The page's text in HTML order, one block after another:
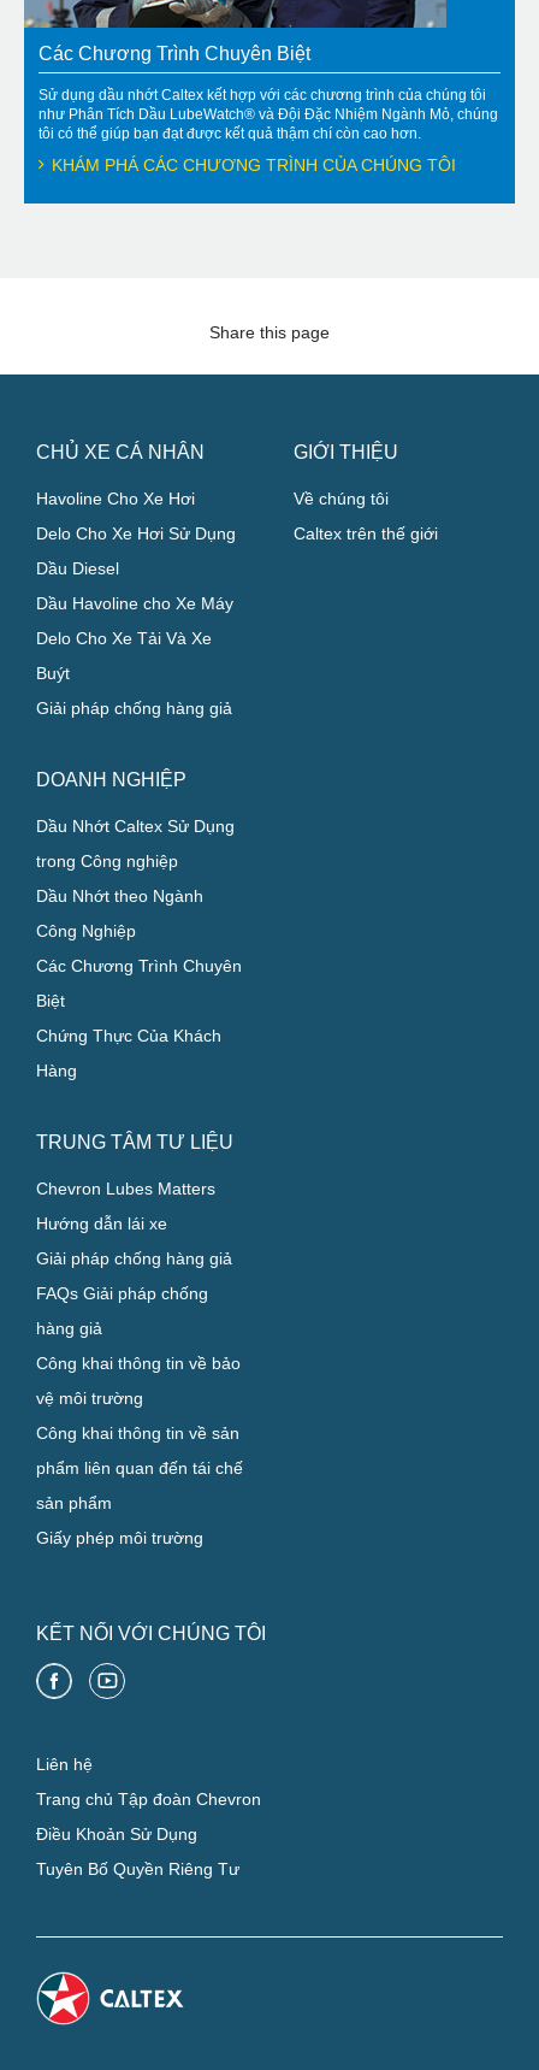
Các Chương Trình Chuyên Biệt
Sử dụng dầu nhớt Caltex kết hợp với các chương trình của chúng tôi
như Phân Tích Dầu LubeWatch® và Đội Đặc Nhiệm Ngành Mỏ, chúng
tôi có thể giúp bạn đạt được kết quả thậm chí còn cao hơn.
KHÁM PHÁ CÁC CHƯƠNG TRÌNH CỦA CHÚNG TÔI
Share this page
CHỦ XE CÁ NHÂN
Havoline Cho Xe Hơi
Delo Cho Xe Hơi Sử Dụng
Dầu Diesel
Dầu Havoline cho Xe Máy
Delo Cho Xe Tải Và Xe
Buýt
Giải pháp chống hàng giả
DOANH NGHIỆP
Dầu Nhớt Caltex Sử Dụng
trong Công nghiệp
Dầu Nhớt theo Ngành
Công Nghiệp
Các Chương Trình Chuyên
Biệt
Chứng Thực Của Khách
Hàng
TRUNG TÂM TƯ LIỆU
Chevron Lubes Matters
Hướng dẫn lái xe
Giải pháp chống hàng giả
FAQs Giải pháp chống
hàng giả
Công khai thông tin về bảo
vệ môi trường
Công khai thông tin về sản
phẩm liên quan đến tái chế
sản phẩm
Giấy phép môi trường
GIỚI THIỆU
Về chúng tôi
Caltex trên thế giới
KẾT NỐI VỚI CHÚNG TÔI
Liên hệ
Trang chủ Tập đoàn Chevron
Điều Khoản Sử Dụng
Tuyên Bố Quyền Riêng Tư